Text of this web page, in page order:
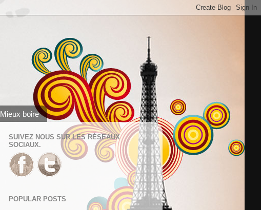
Mieux boire
SUIVEZ NOUS SUR LES RÉSEAUX
SOCIAUX.
POPULAR POSTS